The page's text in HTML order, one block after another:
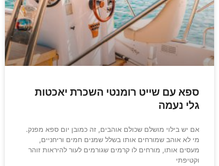
ספא עם שייט רומנטי השכרת יאכטות
גלי נעמה
אם יש בילוי מושלם שכולם אוהבים, זה כמובן יום ספא מפנק.
מי לא אוהב שמורחים אותו בשלל שמנים חמים וריחניים,
מעסים אותו, מורחים לו קרמים שגורמים לעור להיראות זוהר
וקטיפתי